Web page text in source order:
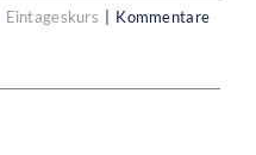
Eintageskurs
Kommentare